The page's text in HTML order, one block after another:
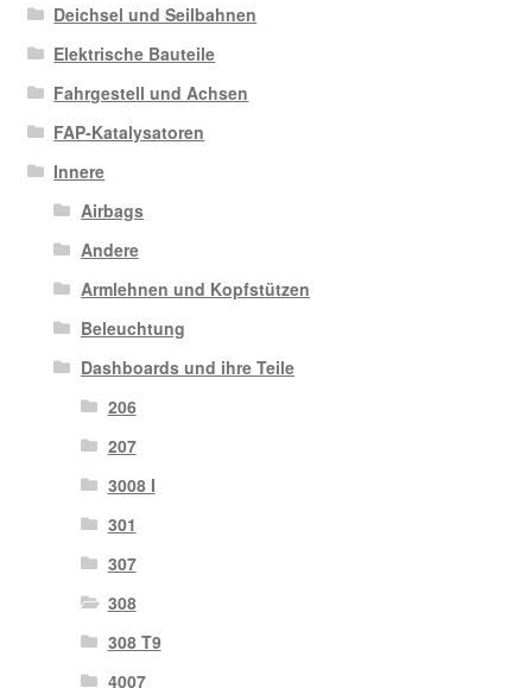
Deichsel und Seilbahnen
Elektrische Bauteile
Fahrgestell und Achsen
FAP-Katalysatoren
Innere
Airbags
Andere
Armlehnen und Kopfstützen
Beleuchtung
Dashboards und ihre Teile
206
207
3008 I
301
307
308
308 T9
4007